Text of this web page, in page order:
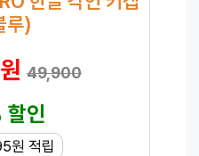
루)
49,900
인
원 적립